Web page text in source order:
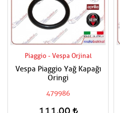
Piaggio - Vespa Orjinal
Vespa Piaggio Yağ Kapağı
Oringi
479986